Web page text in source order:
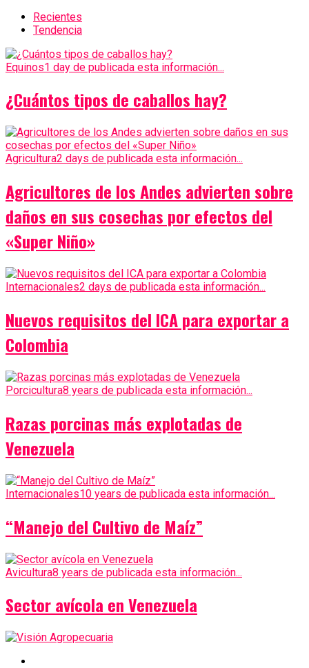
Recientes
Tendencia
Equinos1 day de publicada esta información...
¿Cuántos tipos de caballos hay?
Agricultura2 days de publicada esta información...
Agricultores de los Andes advierten sobre
daños en sus cosechas por efectos del
«Super Niño»
Internacionales2 days de publicada esta información...
Nuevos requisitos del ICA para exportar a
Colombia
Porcicultura8 years de publicada esta información...
Razas porcinas más explotadas de
Venezuela
Internacionales10 years de publicada esta información...
“Manejo del Cultivo de Maíz”
Avicultura8 years de publicada esta información...
Sector avícola en Venezuela